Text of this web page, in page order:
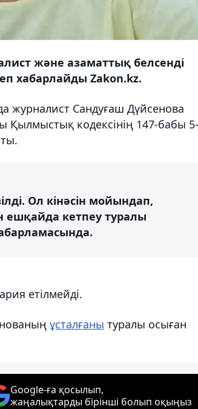
және азаматтық белсенді
хабарлайды Zakon.kz.
журналист Сандуғаш Дүйсенова
Қылмыстық кодексінің 147-бабы 5-
Ол кінәсін мойындап,
ешқайда кетпеу туралы
етілмейді.
ұсталғаны туралы осыған
Google-ға қосылып,
жаңалықтарды бірінші болып оқыңыз